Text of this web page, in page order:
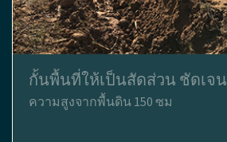
กั้นพื้นที่ให้เป็นสัดส่วน ชัดเจน
ความสูงจากพื้นดิน 150 ซม